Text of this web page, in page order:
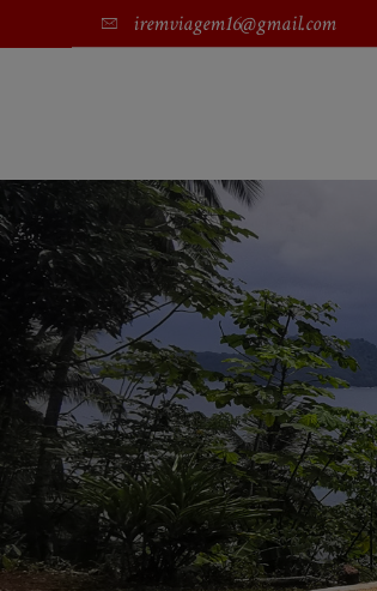
iremviagem16@gmail.com